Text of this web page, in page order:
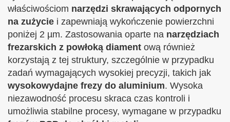
właściwościom narzędzi skrawających odpornych
na zużycie i zapewniają wykończenie powierzchni
poniżej 2 µm. Zastosowania oparte na narzędziach
frezarskich z powłoką diament ową również
korzystają z tej struktury, szczególnie w przypadku
zadań wymagających wysokiej precyzji, takich jak
wysokowydajne frezy do aluminium. Wysoka
niezawodność procesu skraca czas kontroli i
umożliwia stabilne procesy, wymagane w przypadku